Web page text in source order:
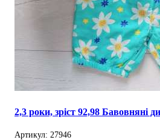
2,3 роки, зріст 92,98 Бавовняні
Артикул: 27946